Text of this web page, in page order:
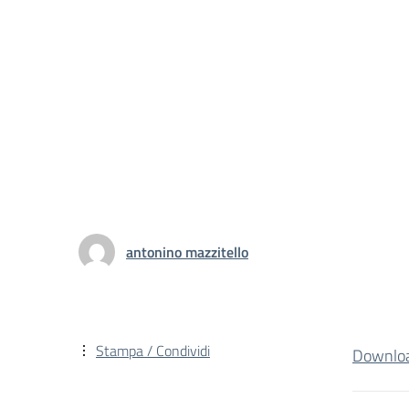
antonino mazzitello
Stampa / Condividi